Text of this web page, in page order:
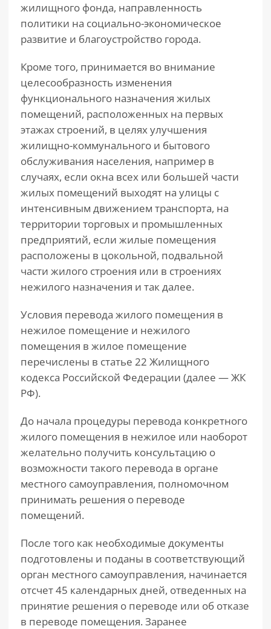
жилищного фонда, направленность
политики на социально-экономическое
развитие и благоустройство города.
Кроме того, принимается во внимание
целесообразность изменения
функционального назначения жилых
помещений, расположенных на первых
этажах строений, в целях улучшения
жилищно-коммунального и бытового
обслуживания населения, например в
случаях, если окна всех или большей части
жилых помещений выходят на улицы с
интенсивным движением транспорта, на
территории торговых и промышленных
предприятий, если жилые помещения
расположены в цокольной, подвальной
части жилого строения или в строениях
нежилого назначения и так далее.
Условия перевода жилого помещения в
нежилое помещение и нежилого
помещения в жилое помещение
перечислены в статье 22 Жилищного
кодекса Российской Федерации (далее — ЖК
РФ).
До начала процедуры перевода конкретного
жилого помещения в нежилое или наоборот
желательно получить консультацию о
возможности такого перевода в органе
местного самоуправления, полномочном
принимать решения о переводе
помещений.
После того как необходимые документы
подготовлены и поданы в соответствующий
орган местного самоуправления, начинается
отсчет 45 календарных дней, отведенных на
принятие решения о переводе или об отказе
в переводе помещения. Заранее